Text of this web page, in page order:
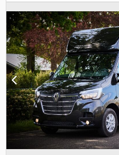
össztömeg:3 500 kg, következő
dízel, hajtástípus:automata,
száma:3, Gyártási év:2018,
elektromos ablakemelő, fedélzeti
légkondicionálás, légterelő,
dohányzó jármű, szervokormány,
Renault Master automata
Euro 6 norma Mindössze 35 300 km
szerviz 3 ülőhely Automata váltó
Navigációs rendszer Rádió
lórekeszben + tolatókamera
lórekeszben Vonóhorog, 2,5 t
Tárolótér a tetőspoilerben 2 ló
válaszfal 2 nyeregtartó
Ventilátor Cjdpfeznfffsx Anksrf